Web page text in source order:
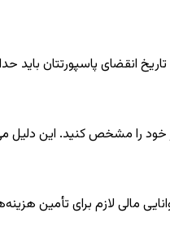
انقضای پاسپورتتان
را مشخص کنید. این دلیل
مالی لازم برای تأمین